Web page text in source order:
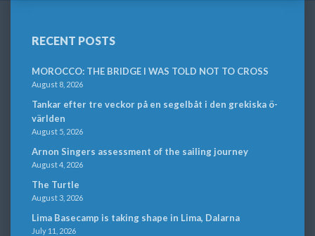
RECENT POSTS
MOROCCO: THE BRIDGE I WAS TOLD NOT TO CROSS
August 8, 2026
Tankar efter tre veckor på en segelbåt i den grekiska ö-
världen
August 5, 2026
Arnon Singers assessment of the sailing journey
August 4, 2026
The Turtle
August 3, 2026
Lima Basecamp is taking shape in Lima, Dalarna
July 11, 2026